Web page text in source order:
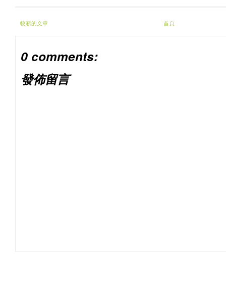
較新的文章 首頁
0 comments:
發佈留言